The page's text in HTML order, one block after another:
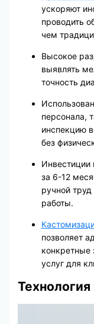
ускоряют
проводить
чем
Высокое
выявлять
точность
персонала,
инспекцию
без
Инвестиции
за 6-12
ручной
работы.
позволяет
конкретные
услуг для